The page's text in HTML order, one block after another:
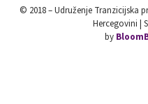
© 2018 – Udruženje Tranzicijska
Hercegovini |
by